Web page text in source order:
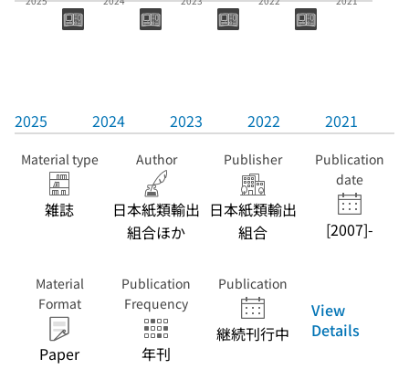
2025 2024 2023 2022 2021
Material type
雑誌
Author
日本紙類輸出
組合ほか
Publisher
日本紙類輸出
組合
Publication
date
[2007]-
Material
Format
Paper
Publication
Frequency
年刊
Publication
継続刊行中
View
Details